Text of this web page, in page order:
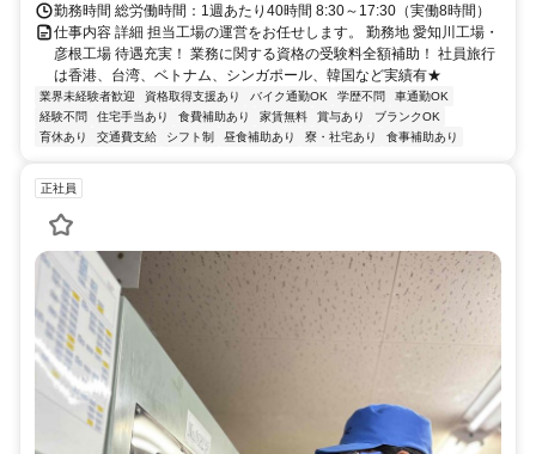
勤務時間 総労働時間：1週あたり40時間 8:30～17:30（実働8時間）
仕事内容 詳細 担当工場の運営をお任せします。 勤務地 愛知川工場・
彦根工場 待遇充実！ 業務に関する資格の受験料全額補助！ 社員旅行
は香港、台湾、ベトナム、シンガポール、韓国など実績有★
業界未経験者歓迎 資格取得支援あり バイク通勤OK 学歴不問
車通勤OK
経験不問
住宅手当あり 食費補助あり 家賃無料 賞与あり
ブランクOK
育休あり
交通費支給 シフト制 昼食補助あり 寮・社宅あり 食事補助あり
正社員